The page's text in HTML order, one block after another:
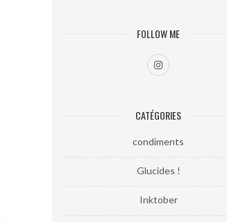
FOLLOW ME
CATÉGORIES
condiments
Glucides !
Inktober